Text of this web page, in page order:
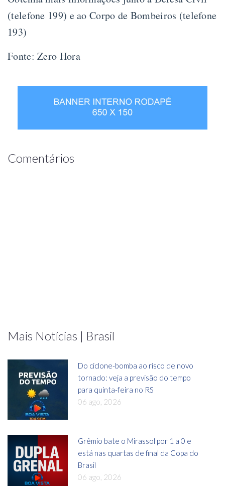
(telefone 199) e ao Corpo de Bombeiros (telefone
193)
Fonte: Zero Hora
Comentários
Mais Notícias | Brasil
Do ciclone-bomba ao risco de novo
tornado: veja a previsão do tempo
para quinta-feira no RS
06 ago, 2026
Grêmio bate o Mirassol por 1 a 0 e
está nas quartas de final da Copa do
Brasil
06 ago, 2026